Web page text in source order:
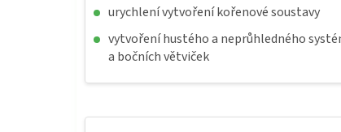
urychlení vytvoření kořenové soustavy
vytvoření hustého a neprůhledného
a bočních větviček